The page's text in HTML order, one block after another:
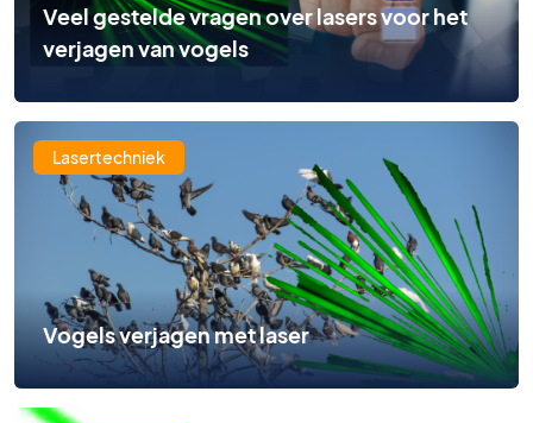
Veel gestelde vragen over lasers voor het
verjagen van vogels
Lasertechniek
Vogels verjagen met laser